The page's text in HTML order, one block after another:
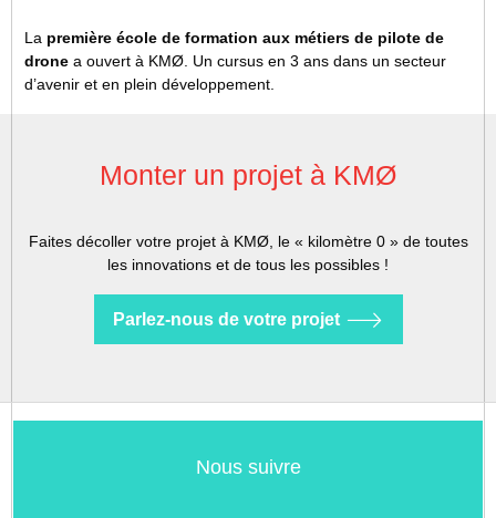
La première école de formation aux métiers de pilote de
drone a ouvert à KMØ. Un cursus en 3 ans dans un secteur
d’avenir et en plein développement.
Monter un projet à KMØ
Faites décoller votre projet à KMØ, le « kilomètre 0 » de toutes
les innovations et de tous les possibles !
Parlez-nous de votre projet
Nous suivre